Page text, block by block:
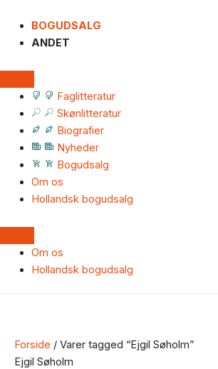
BOGUDSALG
ANDET
Faglitteratur
Skønlitteratur
Biografier
Nyheder
Bogudsalg
Om os
Hollandsk bogudsalg
Om os
Hollandsk bogudsalg
Forside / Varer tagged “Ejgil Søholm”
Ejgil Søholm